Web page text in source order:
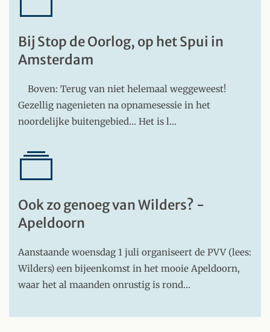
Bij Stop de Oorlog, op het Spui in
Amsterdam
Boven: Terug van niet helemaal weggeweest!
Gezellig nagenieten na opnamesessie in het
noordelijke buitengebied… Het is l…
Ook zo genoeg van Wilders? -
Apeldoorn
Aanstaande woensdag 1 juli organiseert de PVV (lees:
Wilders) een bijeenkomst in het mooie Apeldoorn,
waar het al maanden onrustig is rond…